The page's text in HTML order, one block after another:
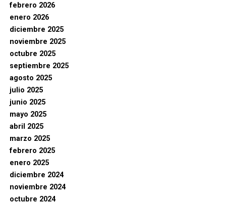
febrero 2026
enero 2026
diciembre 2025
noviembre 2025
octubre 2025
septiembre 2025
agosto 2025
julio 2025
junio 2025
mayo 2025
abril 2025
marzo 2025
febrero 2025
enero 2025
diciembre 2024
noviembre 2024
octubre 2024